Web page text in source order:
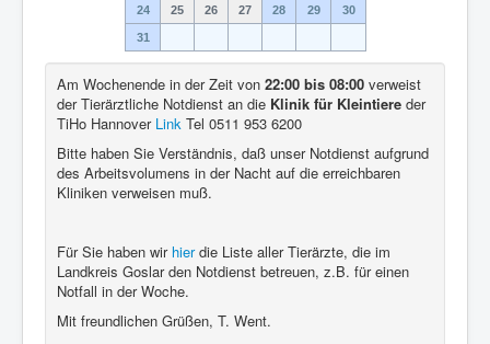
24 25 26 27 28 29 30
31
Am Wochenende in der Zeit von 22:00 bis 08:00 verweist
der Tierärztliche Notdienst an die Klinik für Kleintiere der
TiHo Hannover Link Tel 0511 953 6200
Bitte haben Sie Verständnis, daß unser Notdienst aufgrund
des Arbeitsvolumens in der Nacht auf die erreichbaren
Kliniken verweisen muß.
Für Sie haben wir hierdie Liste aller Tierärzte, die im
Landkreis Goslar den Notdienst betreuen, z.B. für einen
Notfall in der Woche.
Mit freundlichen Grüßen, T. Went.